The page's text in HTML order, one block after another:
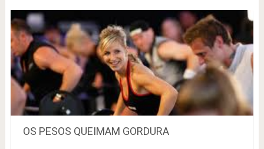
OS PESOS QUEIMAM GORDURA